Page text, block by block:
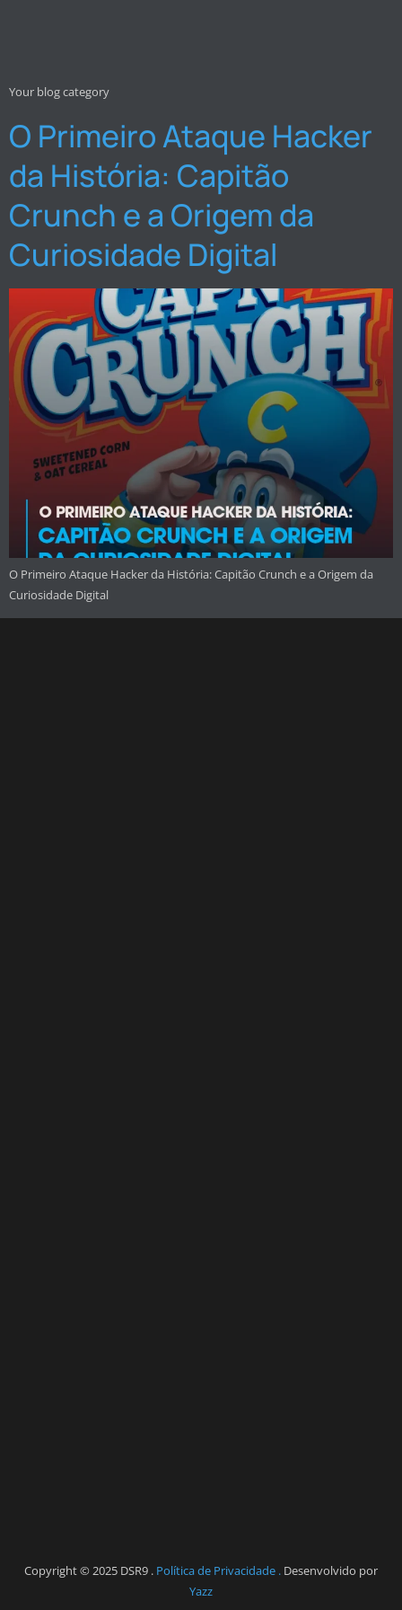
Your blog category
O Primeiro Ataque Hacker
da História: Capitão
Crunch e a Origem da
Curiosidade Digital
O Primeiro Ataque Hacker da História: Capitão Crunch e a Origem da
Curiosidade Digital
Copyright © 2025 DSR9 . Política de Privacidade . Desenvolvido por
Yazz